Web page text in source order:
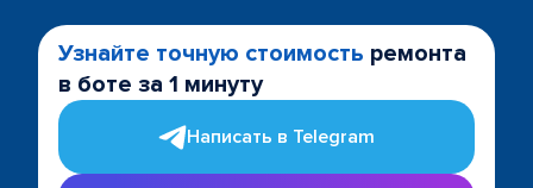
Узнайте точную стоимость ремонта
в боте за 1 минуту
Написать в Telegram